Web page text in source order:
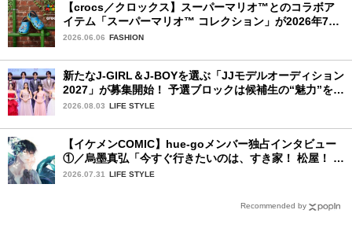
【crocs／クロックス】スーパーマリオ™とのコラボア
イテム「スーパーマリオ™ コレクション」が2026年7月
16日より発売開始！
2026.06.06 FASHION
新たなJ-GIRL＆J-BOYを選ぶ「JJモデルオーディション
2027」が募集開始！ 予選ブロックは候補生の“魅力”を重
視した「新システム」に変わります
2026.08.03 LIFE STYLE
【イケメンCOMIC】hue-goメンバー独占インタビュー
①／烏墨真弘「今すぐ行きたいのは、すき家！ 松屋！ ミ
スド！」
2026.07.31 LIFE STYLE
Recommended by